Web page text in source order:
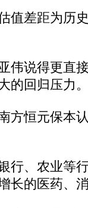
差距为历
说得更直
的回归压力
恒元保本
、农业等
长的医药、